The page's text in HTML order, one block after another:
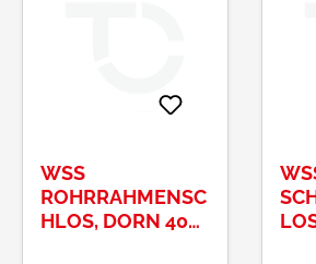
WSS
ROHRRAHMENSC
HLOS, DORN 40